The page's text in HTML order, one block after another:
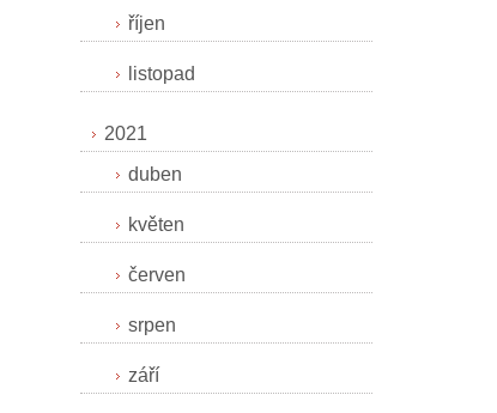
říjen
listopad
2021
duben
květen
červen
srpen
září